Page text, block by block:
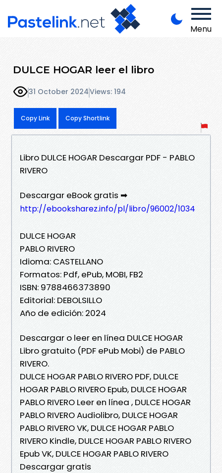
Menu
DULCE HOGAR leer el libro
31 October 2024Views: 194
Copy Link Copy Shortlink
Libro DULCE HOGAR Descargar PDF - PABLO
RIVERO
Descargar eBook gratis ➡
http://ebooksharez.info/pl/libro/96002/1034
DULCE HOGAR
PABLO RIVERO
Idioma: CASTELLANO
Formatos: Pdf, ePub, MOBI, FB2
ISBN: 9788466373890
Editorial: DEBOLSILLO
Año de edición: 2024
Descargar o leer en línea DULCE HOGAR
Libro gratuito (PDF ePub Mobi) de PABLO
RIVERO.
DULCE HOGAR PABLO RIVERO PDF, DULCE
HOGAR PABLO RIVERO Epub, DULCE HOGAR
PABLO RIVERO Leer en línea , DULCE HOGAR
PABLO RIVERO Audiolibro, DULCE HOGAR
PABLO RIVERO VK, DULCE HOGAR PABLO
RIVERO Kindle, DULCE HOGAR PABLO RIVERO
Epub VK, DULCE HOGAR PABLO RIVERO
Descargar gratis